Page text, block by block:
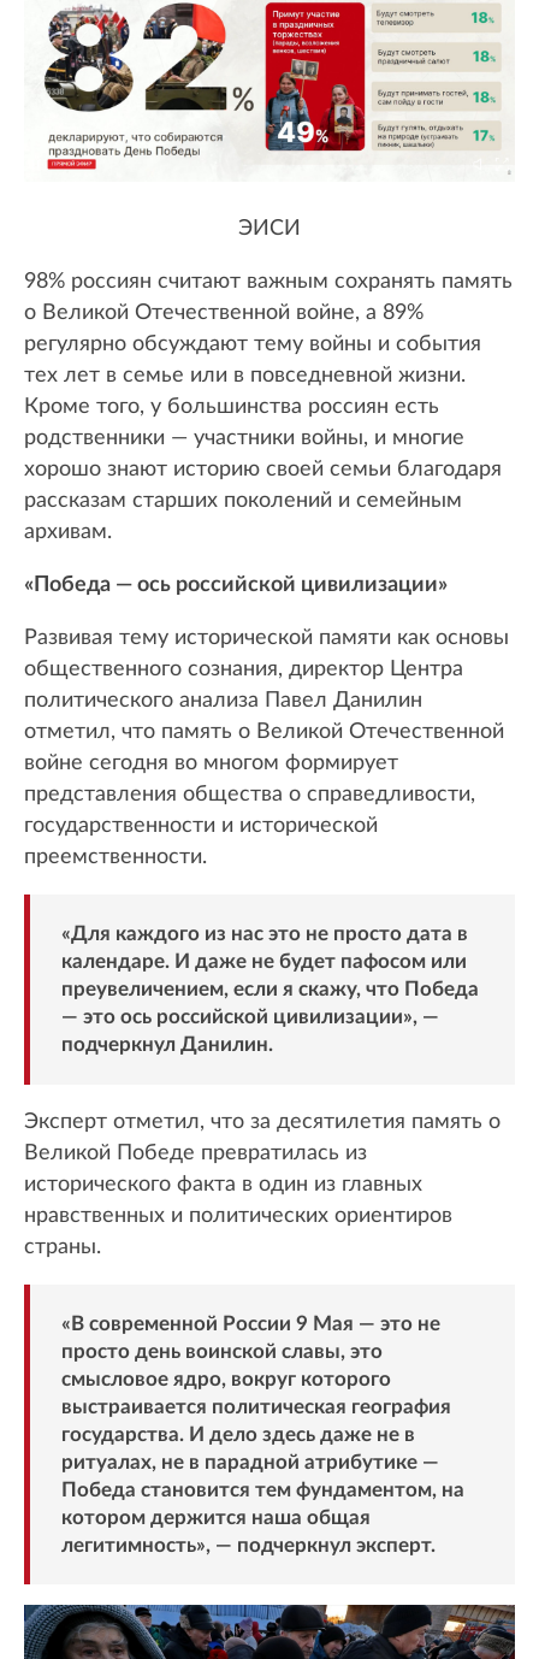
ЭИСИ
98% россиян считают важным сохранять память
о Великой Отечественной войне, а 89%
регулярно обсуждают тему войны и события
тех лет в семье или в повседневной жизни.
Кроме того, у большинства россиян есть
родственники — участники войны, и многие
хорошо знают историю своей семьи благодаря
рассказам старших поколений и семейным
архивам.
«Победа — ось российской цивилизации»
Развивая тему исторической памяти как основы
общественного сознания, директор Центра
политического анализа Павел Данилин
отметил, что память о Великой Отечественной
войне сегодня во многом формирует
представления общества о справедливости,
государственности и исторической
преемственности.
«Для каждого из нас это не просто дата в
календаре. И даже не будет пафосом или
преувеличением, если я скажу, что Победа
— это ось российской цивилизации», —
подчеркнул Данилин.
Эксперт отметил, что за десятилетия память о
Великой Победе превратилась из
исторического факта в один из главных
нравственных и политических ориентиров
страны.
«В современной России 9 Мая — это не
просто день воинской славы, это
смысловое ядро, вокруг которого
выстраивается политическая география
государства. И дело здесь даже не в
ритуалах, не в парадной атрибутике —
Победа становится тем фундаментом, на
котором держится наша общая
легитимность», — подчеркнул эксперт.